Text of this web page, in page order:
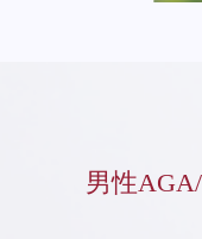
男性